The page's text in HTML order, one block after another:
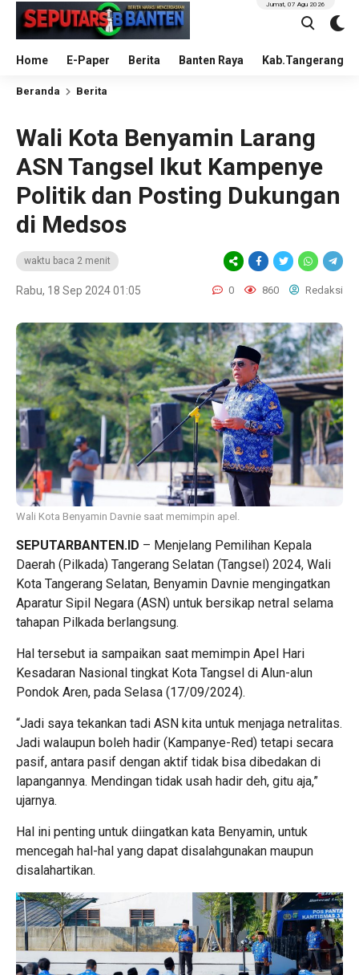
Home E-Paper Berita Banten Raya Kab.Tangerang
Jumat, 07 Agu 2026
Beranda Berita
Wali Kota Benyamin Larang
ASN Tangsel Ikut Kampenye
Politik dan Posting Dukungan
di Medsos
waktu baca 2 menit
Rabu, 18 Sep 2024 01:05 0 860 Redaksi
Wali Kota Benyamin Davnie saat memimpin apel.
SEPUTARBANTEN.ID – Menjelang Pemilihan Kepala
Daerah (Pilkada) Tangerang Selatan (Tangsel) 2024, Wali
Kota Tangerang Selatan, Benyamin Davnie mengingatkan
Aparatur Sipil Negara (ASN) untuk bersikap netral selama
tahapan Pilkada berlangsung.
Hal tersebut ia sampaikan saat memimpin Apel Hari
Kesadaran Nasional tingkat Kota Tangsel di Alun-alun
Pondok Aren, pada Selasa (17/09/2024).
“Jadi saya tekankan tadi ASN kita untuk menjaga netralitas.
Jadi walaupun boleh hadir (Kampanye-Red) tetapi secara
pasif, antara pasif dengan aktif tidak bisa dibedakan di
lapangannya. Mendingan tidak usah hadir deh, gitu aja,”
ujarnya.
Hal ini penting untuk diingatkan kata Benyamin, untuk
mencegah hal-hal yang dapat disalahgunakan maupun
disalahartikan.